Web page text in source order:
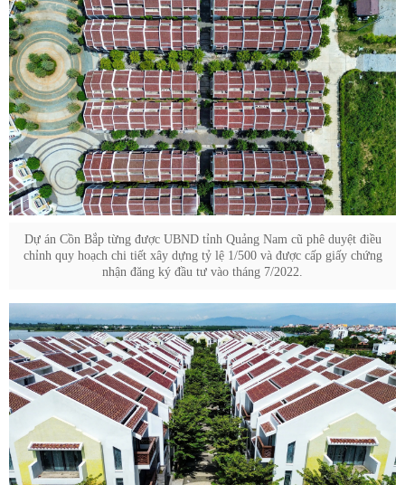
Dự án Cồn Bắp từng được UBND tỉnh Quảng Nam cũ phê duyệt điều
chỉnh quy hoạch chi tiết xây dựng tỷ lệ 1/500 và được cấp giấy chứng
nhận đăng ký đầu tư vào tháng 7/2022.